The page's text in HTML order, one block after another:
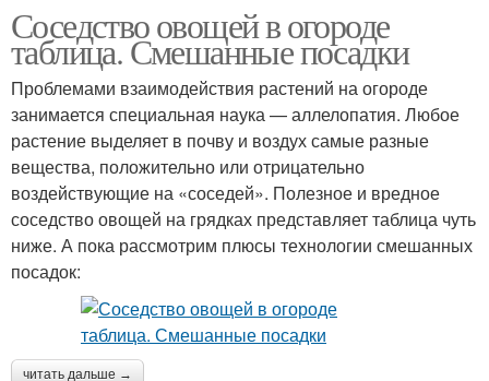
Соседство овощей в огороде
таблица. Смешанные посадки
Проблемами взаимодействия растений на огороде
занимается специальная наука — аллелопатия. Любое
растение выделяет в почву и воздух самые разные
вещества, положительно или отрицательно
воздействующие на «соседей». Полезное и вредное
соседство овощей на грядках представляет таблица чуть
ниже. А пока рассмотрим плюсы технологии смешанных
посадок:
читать дальше →